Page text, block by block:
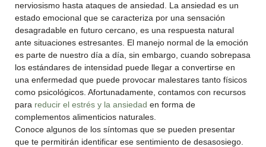
nerviosismo hasta ataques de ansiedad. La ansiedad es un
estado emocional que se caracteriza por una sensación
desagradable en futuro cercano, es una respuesta natural
ante situaciones estresantes. El manejo normal de la emoción
es parte de nuestro día a día, sin embargo, cuando sobrepasa
los estándares de intensidad puede llegar a convertirse en
una enfermedad que puede provocar malestares tanto físicos
como psicológicos. Afortunadamente, contamos con recursos
para reducir el estrés y la ansiedad en forma de
complementos alimenticios naturales.
Conoce algunos de los síntomas que se pueden presentar
que te permitirán identificar ese sentimiento de desasosiego.